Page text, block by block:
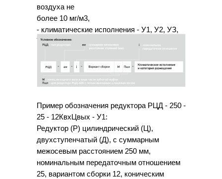
воздуха не
более 10 мг/м3,
- климатические исполнения - У1, У2, УЗ,
Т1, Т2, ТЗ по ГОСТ 15150.
Пример обозначения редуктора РЦД - 250 -
25 - 12КвхЦвых - У1:
Редуктор (Р) цилиндрический (Ц),
двухступенчатый (Д), с суммарным
межосевым расстоянием 250 мм,
номинальным передаточным отношением
25, вариантом сборки 12, коническим